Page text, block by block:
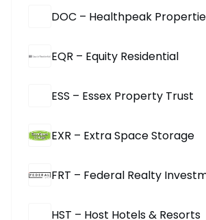
DOC – Healthpeak
EQR – Equity Residential
ESS – Essex Property Trust
EXR – Extra Space Storage
FRT – Federal Realty
HST – Host Hotels & Resorts